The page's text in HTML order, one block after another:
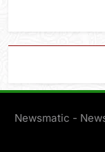
Newsmatic -